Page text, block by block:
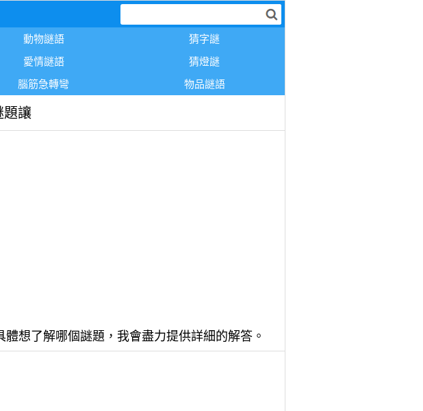
動物謎語
猜字謎
愛情謎語
猜燈謎
腦筋急轉彎 物品謎語
題讓
想了解哪個謎題，我會盡力提供詳細的解答。